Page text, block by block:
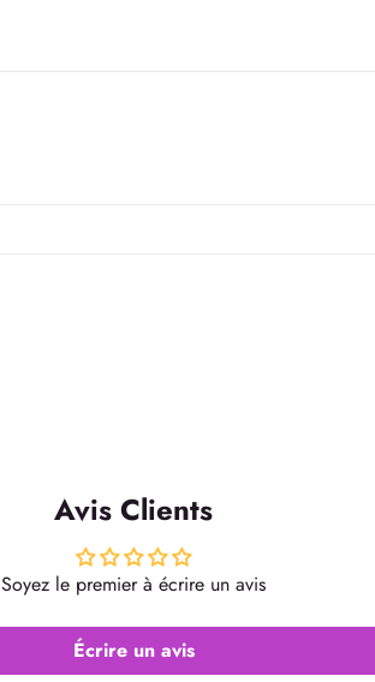
Avis Clients
Soyez le premier à écrire un avis
Écrire un avis